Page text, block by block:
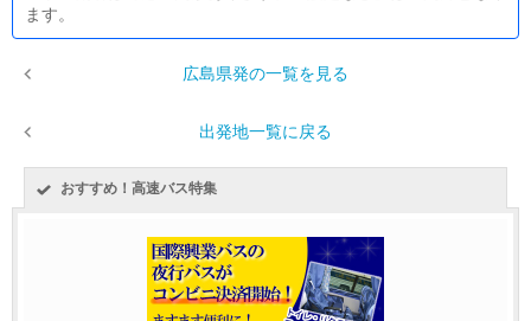
ます。
広島県発の一覧を見る
出発地一覧に戻る
おすすめ！高速バス特集